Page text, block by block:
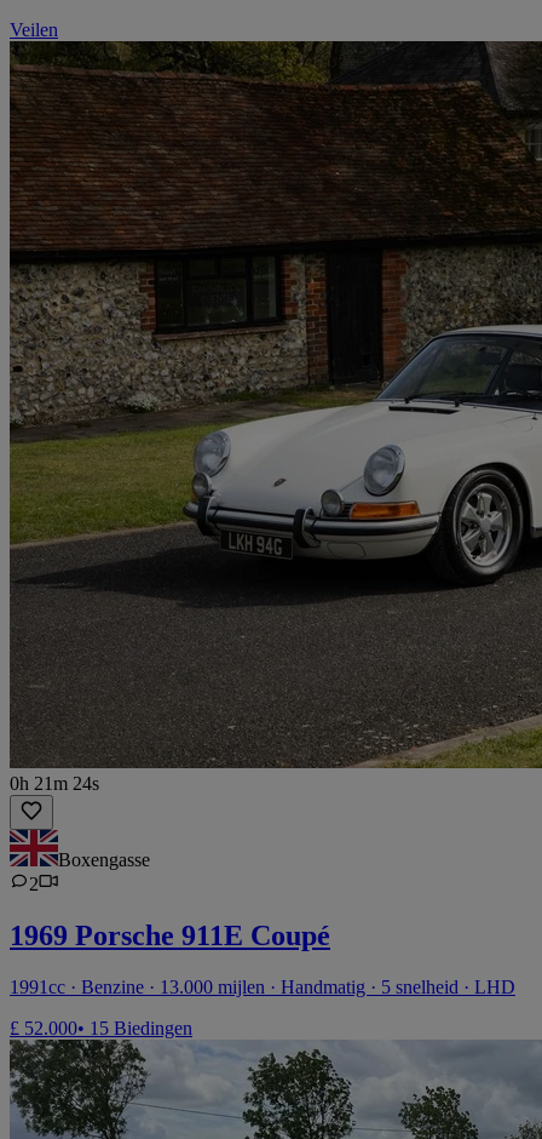
Veilen
0h 21m 24s
Boxengasse
2
1969 Porsche 911E Coupé
1991cc · Benzine · 13.000 mijlen · Handmatig · 5 snelheid · LHD
£ 52.000• 15 Biedingen